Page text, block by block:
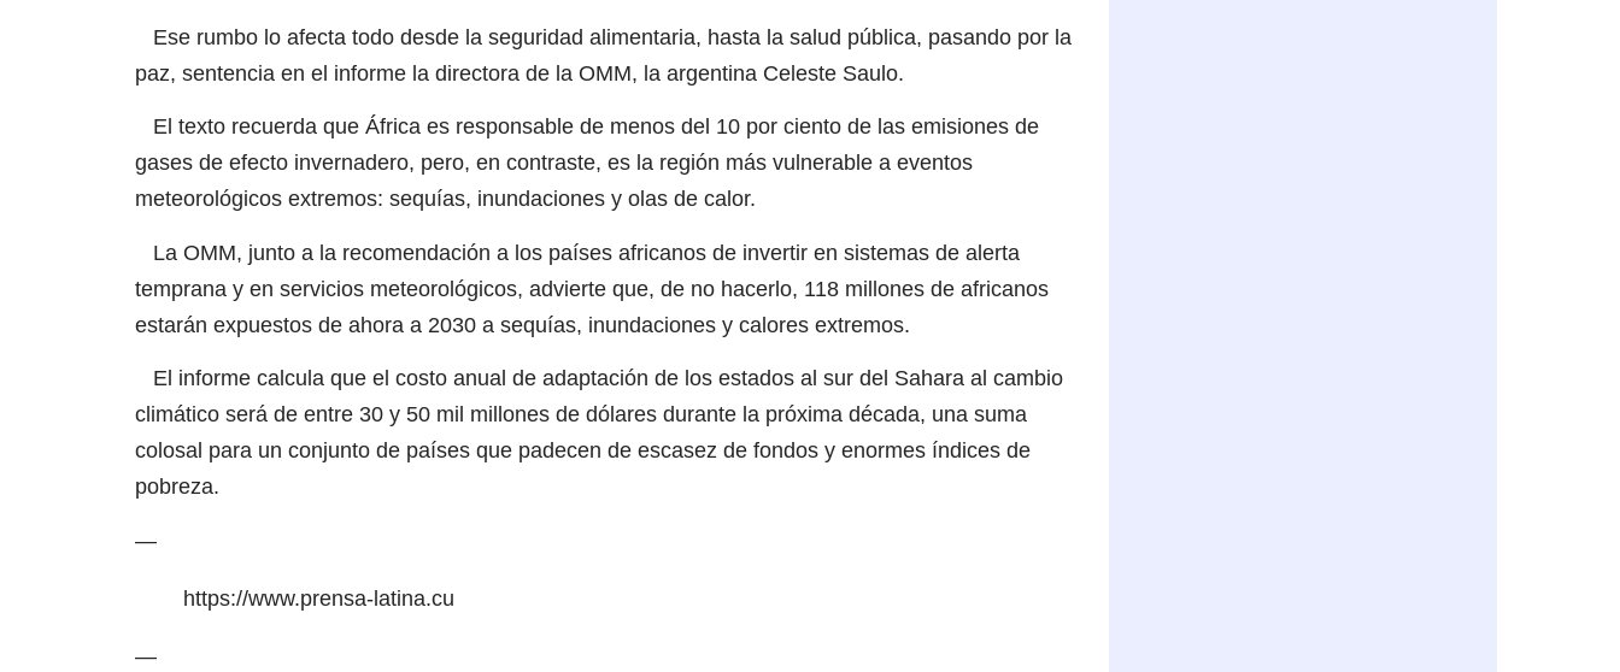
Ese rumbo lo afecta todo desde la seguridad alimentaria, hasta la salud pública, pasando por la
paz, sentencia en el informe la directora de la OMM, la argentina Celeste Saulo.
El texto recuerda que África es responsable de menos del 10 por ciento de las emisiones de
gases de efecto invernadero, pero, en contraste, es la región más vulnerable a eventos
meteorológicos extremos: sequías, inundaciones y olas de calor.
La OMM, junto a la recomendación a los países africanos de invertir en sistemas de alerta
temprana y en servicios meteorológicos, advierte que, de no hacerlo, 118 millones de africanos
estarán expuestos de ahora a 2030 a sequías, inundaciones y calores extremos.
El informe calcula que el costo anual de adaptación de los estados al sur del Sahara al cambio
climático será de entre 30 y 50 mil millones de dólares durante la próxima década, una suma
colosal para un conjunto de países que padecen de escasez de fondos y enormes índices de
pobreza.
—
https://www.prensa-latina.cu
—